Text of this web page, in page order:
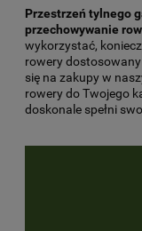
Przestrzeń tylnego
przechowywanie
wykorzystać,
rowery
się na zakupy w
rowery do Twojego
doskonale spełni